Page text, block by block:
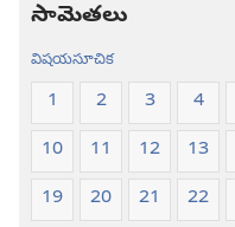
సామెతలు
విషయసూచిక
1 2 3 4
10
11 12 13
19
20 21 22